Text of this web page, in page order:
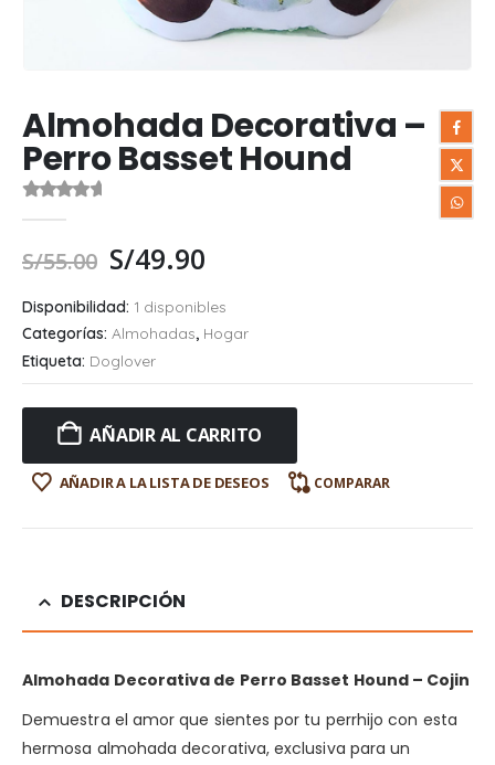
Almohada Decorativa –
Perro Basset Hound
S/55.00 S/49.90
Disponibilidad: 1 disponibles
Categorías: Almohadas, Hogar
Etiqueta: Doglover
AÑADIR AL CARRITO
AÑADIR A LA LISTA DE DESEOS COMPARAR
DESCRIPCIÓN
Almohada Decorativa de Perro Basset Hound – Cojin
Demuestra el amor que sientes por tu perrhijo con esta
hermosa almohada decorativa, exclusiva para un